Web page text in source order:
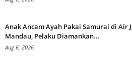
Anak Ancam Ayah Pakai Samurai di Air
Mandau, Pelaku Diamankan...
Aug 6, 2026